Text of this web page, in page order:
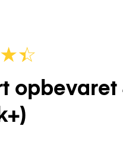
★☆
★
opbevaret